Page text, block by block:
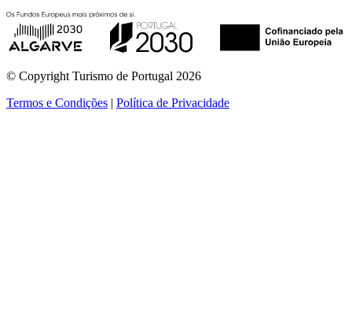
© Copyright Turismo de Portugal 2026
Termos e Condições | Política de Privacidade